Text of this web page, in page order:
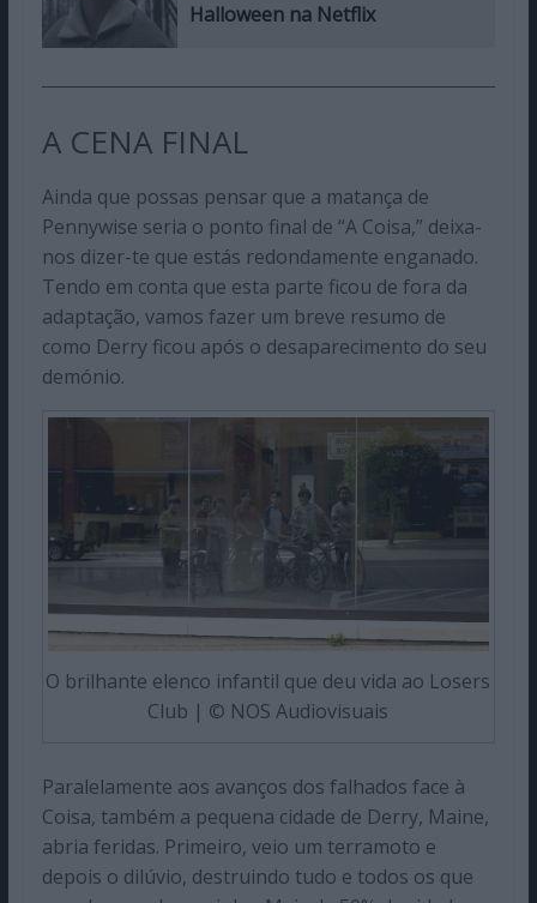
Halloween na Netflix
A CENA FINAL
Ainda que possas pensar que a matança de
Pennywise seria o ponto final de “A Coisa,” deixa-
nos dizer-te que estás redondamente enganado.
Tendo em conta que esta parte ficou de fora da
adaptação, vamos fazer um breve resumo de
como Derry ficou após o desaparecimento do seu
demónio.
O brilhante elenco infantil que deu vida ao Losers
Club | © NOS Audiovisuais
Paralelamente aos avanços dos falhados face à
Coisa, também a pequena cidade de Derry, Maine,
abria feridas. Primeiro, veio um terramoto e
depois o dilúvio, destruindo tudo e todos os que